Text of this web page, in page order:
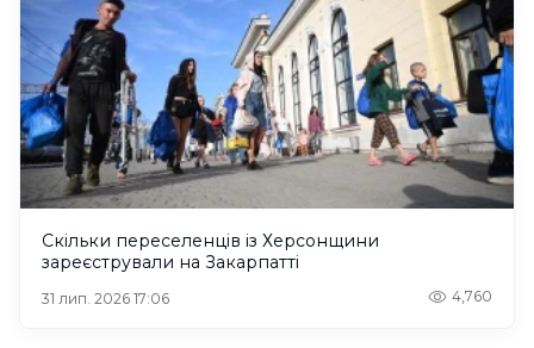
Скільки переселенців із Херсонщини
зареєстрували на Закарпатті
31 лип. 2026 17:06 4,760